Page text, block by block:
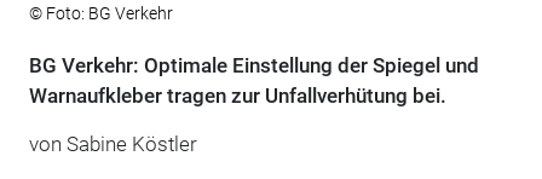
© Foto: BG Verkehr
BG Verkehr: Optimale Einstellung der Spiegel und
Warnaufkleber tragen zur Unfallverhütung bei.
von Sabine Köstler